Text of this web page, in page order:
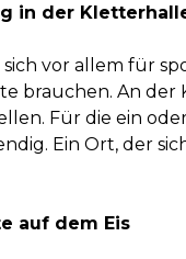
in der
vor allem für
brauchen. An
Für die ein
Ein Ort, der
auf dem Eis